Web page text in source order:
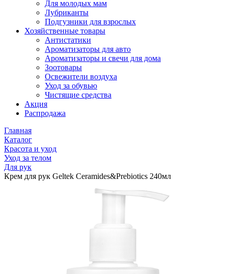
Для молодых мам
Лубриканты
Подгузники для взрослых
Хозяйственные товары
Антистатики
Ароматизаторы для авто
Ароматизаторы и свечи для дома
Зоотовары
Освежители воздуха
Уход за обувью
Чистящие средства
Акция
Распродажа
Главная
Каталог
Красота и уход
Уход за телом
Для рук
Крем для рук Geltek Ceramides&Prebiotics 240мл